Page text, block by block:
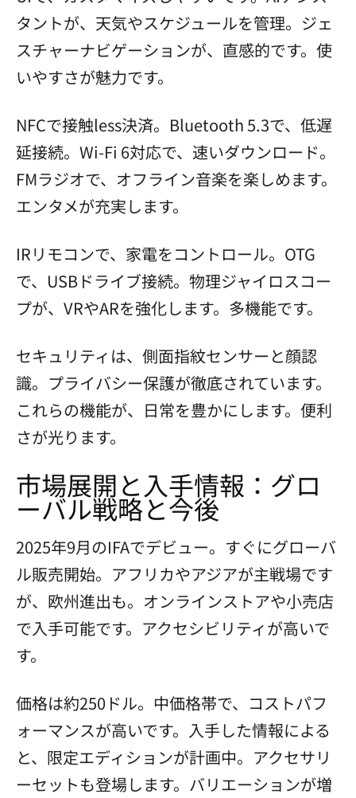
タントが、天気やスケジュールを管理。ジェ
スチャーナビゲーションが、直感的です。使
いやすさが魅力です。
NFCで接触less決済。Bluetooth 5.3で、低遅
延接続。Wi-Fi 6対応で、速いダウンロード。
FMラジオで、オフライン音楽を楽しめます。
エンタメが充実します。
IRリモコンで、家電をコントロール。OTG
で、USBドライブ接続。物理ジャイロスコー
プが、VRやARを強化します。多機能です。
セキュリティは、側面指紋センサーと顔認
識。プライバシー保護が徹底されています。
これらの機能が、日常を豊かにします。便利
さが光ります。
市場展開と入手情報：グロ
ーバル戦略と今後
2025年9月のIFAでデビュー。すぐにグローバ
ル販売開始。アフリカやアジアが主戦場です
が、欧州進出も。オンラインストアや小売店
で入手可能です。アクセシビリティが高いで
す。
価格は約250ドル。中価格帯で、コストパフ
ォーマンスが高いです。入手した情報による
と、限定エディションが計画中。アクセサリ
ーセットも登場します。バリエーションが増